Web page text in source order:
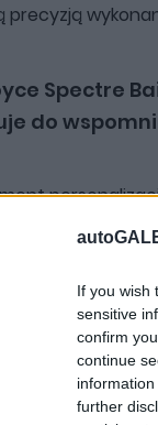
If you wish
sensitive
confirm
continue
further
precyzją
Spectre
do
do psa.
dwukolorowej
portret
użyto
odcieniach,